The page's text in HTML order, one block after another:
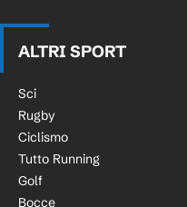
ALTRI SPORT
Sci
Rugby
Ciclismo
Tutto Running
Golf
Bocce